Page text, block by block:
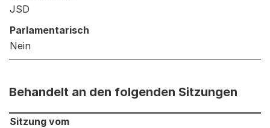
JSD
Parlamentarisch
Nein
Behandelt an den folgenden Sitzungen
Behandelt an den folgenden Sitzungen: Informationen
Sitzung vom